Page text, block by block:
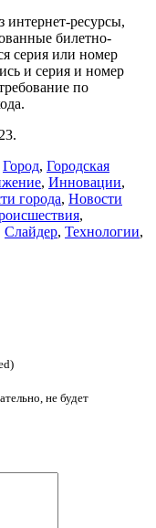
интернет-ресурсы,
билетно-
серия или номер
и серия и номер
по
Город, Городская
, Инновации,
города, Новости
,
Слайдер, Технологии,
не будет